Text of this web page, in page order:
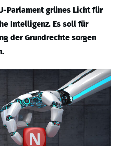
Parlament grünes Licht für
Intelligenz. Es soll für
der Grundrechte sorgen